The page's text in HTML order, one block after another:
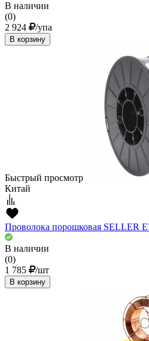
В наличии
(0)
2 924
/упа
В корзину
Быстрый просмотр
Китай
Проволока порошковая SELLER
В наличии
(0)
1 785
/шт
В корзину